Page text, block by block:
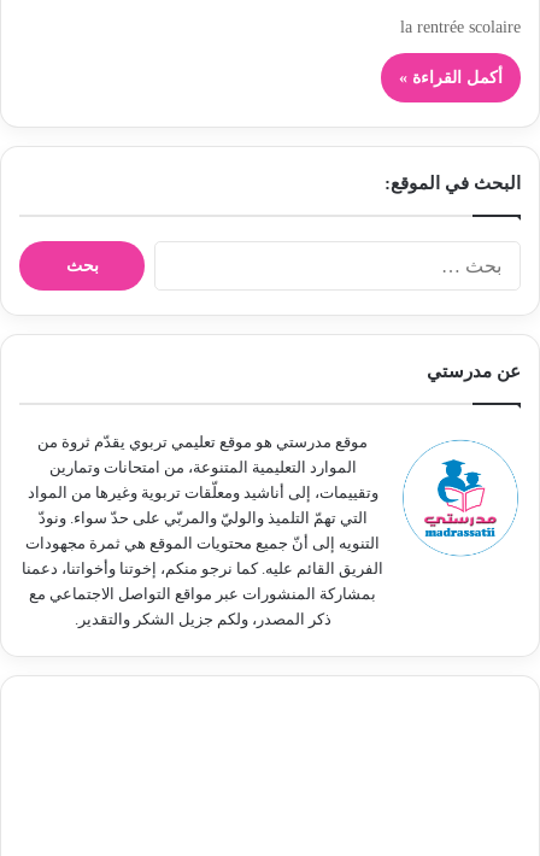
la rentrée scolaire
أكمل القراءة »
البحث في الموقع:
ن
عن مدرستي
موقع مدرستي هو موقع تعليمي تربوي يقدّم ثروة من
الموارد التعليمية المتنوعة، من امتحانات وتمارين
وتقييمات، إلى أناشيد ومعلّقات تربوية وغيرها من المواد
التي تهمّ التلميذ والوليّ والمربّي على حدّ سواء. ونودّ
التنويه إلى أنّ جميع محتويات الموقع هي ثمرة مجهودات
الفريق القائم عليه. كما نرجو منكم، إخوتنا وأخواتنا، دعمنا
بمشاركة المنشورات عبر مواقع التواصل الاجتماعي مع
ذكر المصدر، ولكم جزيل الشكر والتقدير.